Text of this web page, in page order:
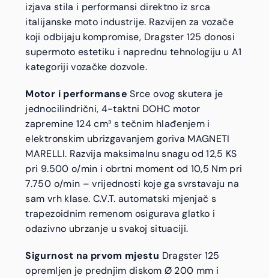
izjava stila i performansi direktno iz srca
italijanske moto industrije. Razvijen za vozače
koji odbijaju kompromise, Dragster 125 donosi
supermoto estetiku i naprednu tehnologiju u A1
kategoriji vozačke dozvole.
Motor i performanse Srce ovog skutera je
jednocilindrični, 4-taktni DOHC motor
zapremine 124 cm³ s tečnim hlađenjem i
elektronskim ubrizgavanjem goriva MAGNETI
MARELLI. Razvija maksimalnu snagu od 12,5 KS
pri 9.500 o/min i obrtni moment od 10,5 Nm pri
7.750 o/min – vrijednosti koje ga svrstavaju na
sam vrh klase. C.V.T. automatski mjenjač s
trapezoidnim remenom osigurava glatko i
odazivno ubrzanje u svakoj situaciji.
Sigurnost na prvom mjestu Dragster 125
opremljen je prednjim diskom Ø 200 mm i